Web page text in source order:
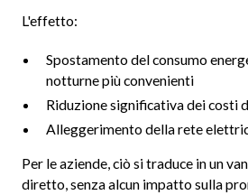
L'effetto:
Spostamento del consumo
notturne più convenienti
Riduzione significativa dei costi
Alleggerimento della rete
Per le aziende, ciò si traduce in un
diretto, senza alcun impatto sulla